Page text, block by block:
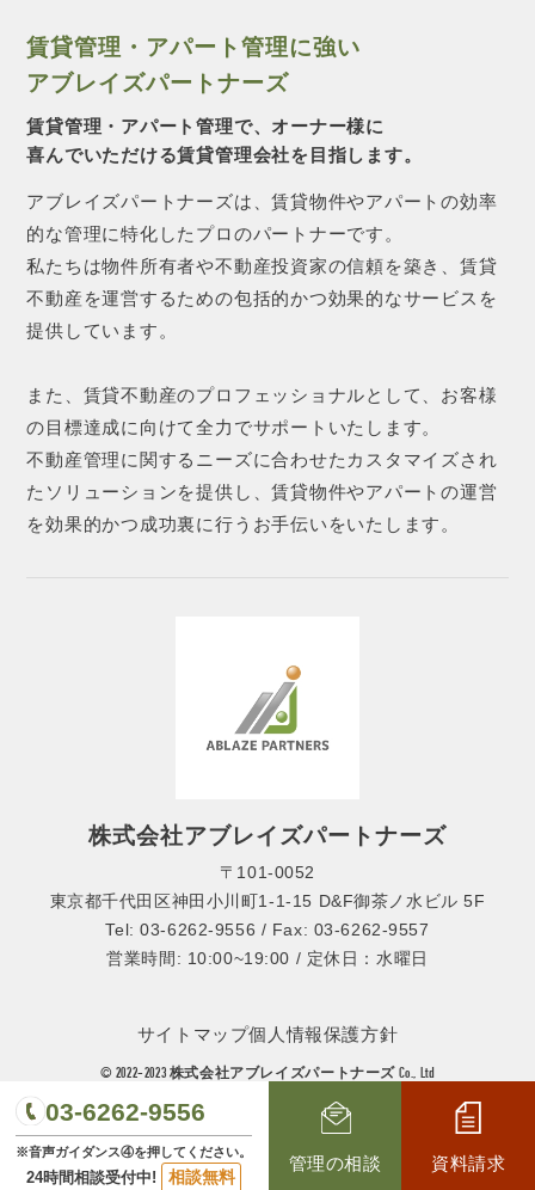
賃貸管理・アパート管理に強い
アブレイズパートナーズ
賃貸管理・アパート管理で、オーナー様に
喜んでいただける賃貸管理会社を目指します。
アブレイズパートナーズは、賃貸物件やアパートの効率
的な管理に特化したプロのパートナーです。
私たちは物件所有者や不動産投資家の信頼を築き、賃貸
不動産を運営するための包括的かつ効果的なサービスを
提供しています。
また、賃貸不動産のプロフェッショナルとして、お客様
の目標達成に向けて全力でサポートいたします。
不動産管理に関するニーズに合わせたカスタマイズされ
たソリューションを提供し、賃貸物件やアパートの運営
を効果的かつ成功裏に行うお手伝いをいたします。
株式会社アブレイズパートナーズ
〒101-0052
東京都千代田区神田小川町1-1-15 D&F御茶ノ水ビル 5F
Tel: 03-6262-9556 / Fax: 03-6262-9557
営業時間: 10:00~19:00 / 定休日：水曜日
© 2022-2023 株式会社アブレイズパートナーズ Co., Ltd
サイトマップ個人情報保護方針
03-6262-9556
※音声ガイダンス④を押してください。
24時間相談受付中! 相談無料
管理の相談 資料請求